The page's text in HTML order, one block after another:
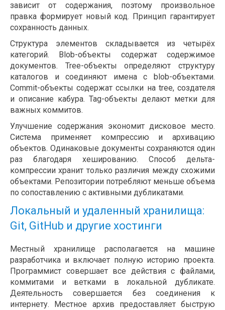
зависит от содержания, поэтому произвольное
правка формирует новый код. Принцип гарантирует
сохранность данных.
Структура элементов складывается из четырёх
категорий. Blob-объекты содержат содержимое
документов. Tree-объекты определяют структуру
каталогов и соединяют имена с blob-объектами.
Commit-объекты содержат ссылки на tree, создателя
и описание кабура. Tag-объекты делают метки для
важных коммитов.
Улучшение содержания экономит дисковое место.
Система применяет компрессию и архивацию
объектов. Одинаковые документы сохраняются один
раз благодаря хешированию. Способ дельта-
компрессии хранит только различия между схожими
объектами. Репозитории потребляют меньше объема
по сопоставлению с активными дубликатами.
Локальный и удаленный хранилища:
Git, GitHub и другие хостинги
Местный хранилище располагается на машине
разработчика и включает полную историю проекта.
Программист совершает все действия с файлами,
коммитами и ветками в локальной дубликате.
Деятельность совершается без соединения к
интернету. Местное архив предоставляет быструю